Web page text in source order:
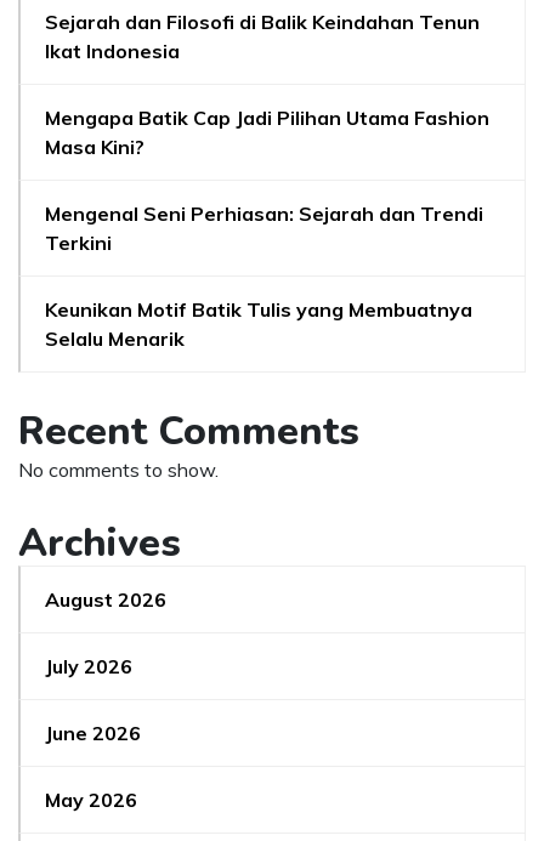
Sejarah dan Filosofi di Balik Keindahan Tenun
Ikat Indonesia
Mengapa Batik Cap Jadi Pilihan Utama Fashion
Masa Kini?
Mengenal Seni Perhiasan: Sejarah dan Trendi
Terkini
Keunikan Motif Batik Tulis yang Membuatnya
Selalu Menarik
Recent Comments
No comments to show.
Archives
August 2026
July 2026
June 2026
May 2026